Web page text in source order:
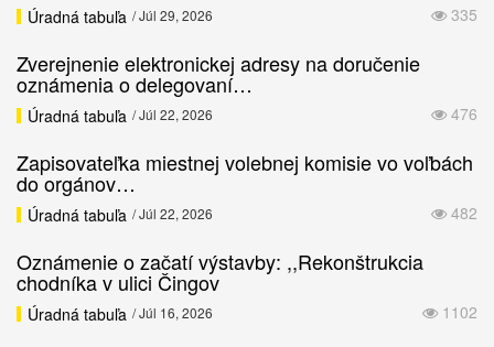
335
Úradná tabuľa / Júl 29, 2026
Zverejnenie elektronickej adresy na doručenie
oznámenia o delegovaní…
476
Úradná tabuľa / Júl 22, 2026
Zapisovateľka miestnej volebnej komisie vo voľbách
do orgánov…
482
Úradná tabuľa / Júl 22, 2026
Oznámenie o začatí výstavby: ,,Rekonštrukcia
chodníka v ulici Čingov
1102
Úradná tabuľa / Júl 16, 2026